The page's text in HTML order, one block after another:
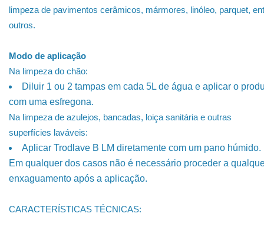
limpeza de pavimentos cerâmicos, mármores, linóleo, parquet,
outros.
Modo de aplicação
Na limpeza do chão:
Diluir 1 ou 2 tampas em cada 5L de água e aplicar o
com uma esfregona.
Na limpeza de azulejos, bancadas, loiça sanitária e outras
superfícies laváveis:
Aplicar Trodlave B LM diretamente com um pano húmido.
Em qualquer dos casos não é necessário proceder a
enxaguamento após a aplicação.
CARACTERÍSTICAS TÉCNICAS: